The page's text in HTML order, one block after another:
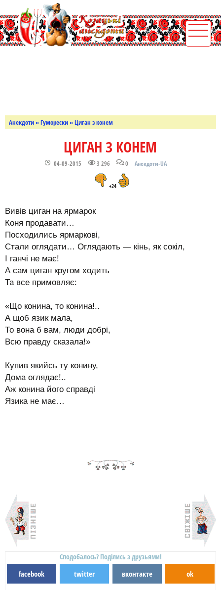
Анекдоти»Гуморески» Циган з конем
ЦИГАН З КОНЕМ
04-09-2015 3 296 0 Анекдоти-UA
+24
Вивів циган на ярмарок
Коня продавати…
Посходились ярмаркові,
Стали оглядати… Оглядають — кінь, як сокіл,
І ганчі не має!
А сам циган кругом ходить
Та все примовляє:
«Що конина, то конина!..
А щоб язик мала,
То вона б вам, люди добрі,
Всю правду сказала!»
Купив якийсь ту конину,
Дома оглядає!..
Аж конина його справді
Язика не має…
Сподобалось? Поділись з друзьями!
facebook twitter вконтакте ok